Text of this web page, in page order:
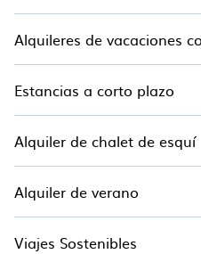
Alquileres de vacaciones
Estancias a corto plazo
Alquiler de chalet de esquí
Alquiler de verano
Viajes Sostenibles